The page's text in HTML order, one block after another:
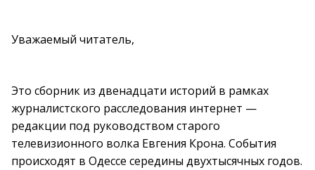
Уважаемый читатель,
Это сборник из двенадцати историй в рамках
журналистского расследования интернет —
редакции под руководством старого
телевизионного волка Евгения Крона. События
происходят в Одессе середины двухтысячных годов.